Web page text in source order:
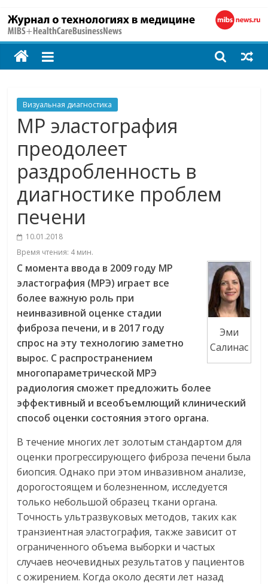
MIBS
на
страже
здоровья
Визуальная диагностика
МР эластография
преодолеет
раздробленность в
диагностике проблем
печени
10.01.2018
Время чтения: 4 мин.
Эми
Салинас
C момента ввода в 2009 году МР
эластография (МРЭ) играет все
более важную роль при
неинвазивной оценке стадии
фиброза печени, и в 2017 году
спрос на эту технологию заметно
вырос. С распространением
многопараметрической МРЭ
радиология сможет предложить более
эффективный и всеобъемлющий клинический
способ оценки состояния этого органа.
В течение многих лет золотым стандартом для
оценки прогрессирующего фиброза печени была
биопсия. Однако при этом инвазивном анализе,
дорогостоящем и болезненном, исследуется
только небольшой образец ткани органа.
Точность ультразвуковых методов, таких как
транзиентная эластография, также зависит от
ограниченного объема выборки и частых
случаев неочевидных результатов у ​​пациентов
с ожирением. Когда около десяти лет назад